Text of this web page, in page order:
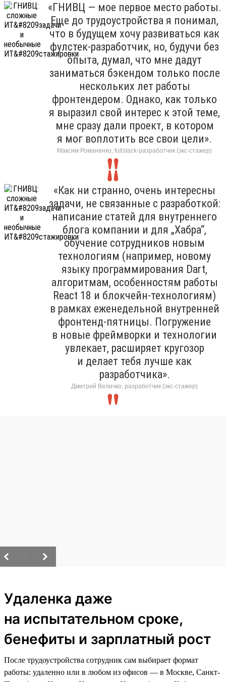
«ГНИВЦ — мое первое место работы.
Еще до трудоустройства я понимал,
что в будущем хочу развиваться как
фулстек-разработчик, но, будучи без
опыта, думал, что мне дадут
заниматься бэкендом только после
нескольких лет работы
фронтендером. Однако, как только
я выразил свой интерес к этой теме,
мне сразу дали проект, в котором
я мог воплотить все свои цели».
Максим Романенко, fullstack-разработчик (экс-стажер)
«Как ни странно, очень интересны
задачи, не связанные с разработкой:
написание статей для внутреннего
блога компании и для „Хабра“,
обучение сотрудников новым
технологиям (например, новому
языку программирования Dart,
алгоритмам, особенностям работы
React 18 и блокчейн-технологиям)
в рамках еженедельной внутренней
фронтенд-пятницы. Погружение
в новые фреймворки и технологии
увлекает, расширяет кругозор
и делает тебя лучше как
разработчика».
Дмитрий Величко, разработчик (экс-стажер)
Удаленка даже
на испытательном сроке,
бенефиты и зарплатный рост
После трудоустройства сотрудник сам выбирает формат
работы: удаленно или в любом из офисов — в Москве, Санкт-